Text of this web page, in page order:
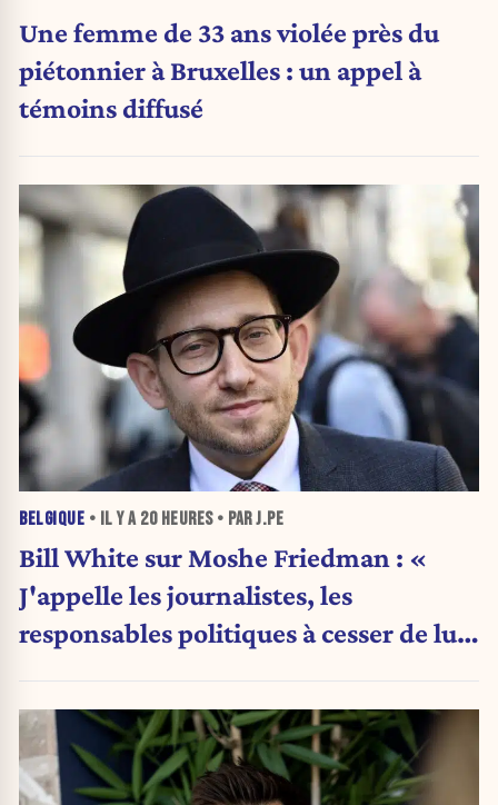
Une femme de 33 ans violée près du
piétonnier à Bruxelles : un appel à
témoins diffusé
BELGIQUE • IL Y A 20 HEURES• PAR J.PE
Bill White sur Moshe Friedman : «
J'appelle les journalistes, les
responsables politiques à cesser de lui